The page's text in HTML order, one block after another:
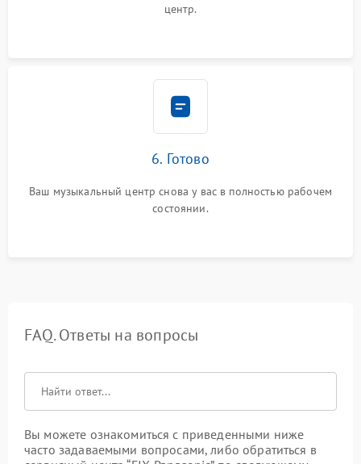
центр.
6. Готово
Ваш музыкальный центр снова у вас в полностью рабочем
состоянии.
FAQ. Ответы на вопросы
Вы можете ознакомиться с приведенными ниже
часто задаваемыми вопросами, либо обратиться в